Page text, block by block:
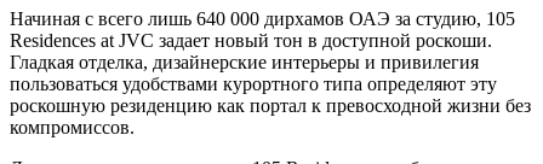
Начиная с всего лишь 640 000 дирхамов ОАЭ за студию, 105
Residences at JVC задает новый тон в доступной роскоши.
Гладкая отделка, дизайнерские интерьеры и привилегия
пользоваться удобствами курортного типа определяют эту
роскошную резиденцию как портал к превосходной жизни без
компромиссов.